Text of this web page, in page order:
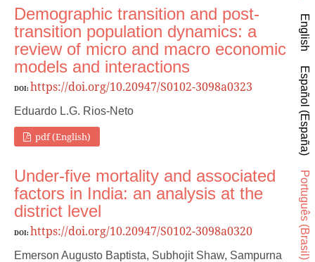
Demographic transition and post-
transition population dynamics: a
review of micro and macro economic
models and interactions
DOI: https://doi.org/10.20947/S0102-3098a0323
Eduardo L.G. Rios-Neto
pdf (English)
Under-five mortality and associated
factors in India: an analysis at the
district level
DOI: https://doi.org/10.20947/S0102-3098a0320
Emerson Augusto Baptista, Subhojit Shaw, Sampurna
English
Español (España)
Português (Brasil)